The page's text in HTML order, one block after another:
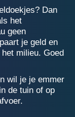
Dan
het
geen
je geld en
milieu. Goed
wil je je emmer
de tuin of op